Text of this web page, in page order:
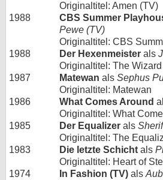
Originaltitel: Amen (TV)
1988
CBS Summer
Pewe (TV)
Originaltitel: CBS
1988
Der Hexenmeister als
Originaltitel: The
1987
Matewan als Sephus
Originaltitel: Matewan
1986
What Comes Around
Originaltitel: What
1985
Der Equalizer als
Originaltitel: The
1983
Die letzte Schicht als
Originaltitel: Heart of
1974
In Fashion (TV) als